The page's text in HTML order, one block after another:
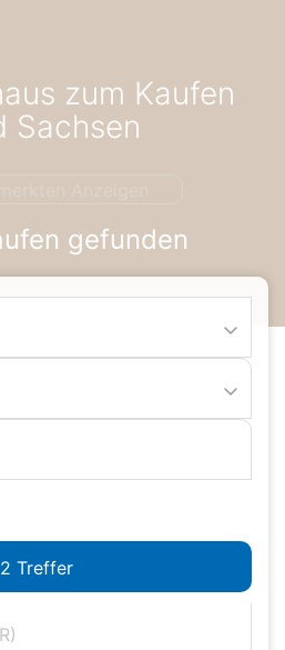
zum Kaufen
Sachsen
gefunden